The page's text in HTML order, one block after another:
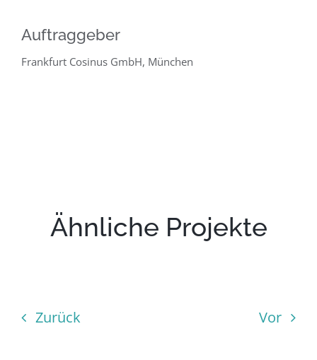
Auftraggeber
Frankfurt Cosinus GmbH, München
Ähnliche Projekte
Zurück Vor